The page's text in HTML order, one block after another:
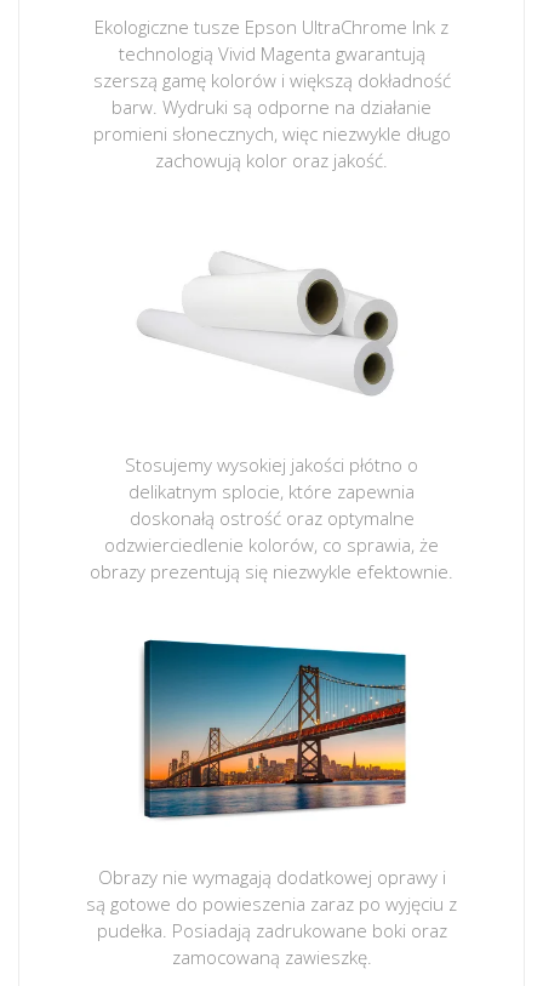
Ekologiczne tusze Epson UltraChrome Ink z
technologią Vivid Magenta gwarantują
szerszą gamę kolorów i większą dokładność
barw. Wydruki są odporne na działanie
promieni słonecznych, więc niezwykle długo
zachowują kolor oraz jakość.
Stosujemy wysokiej jakości płótno o
delikatnym splocie, które zapewnia
doskonałą ostrość oraz optymalne
odzwierciedlenie kolorów, co sprawia, że
obrazy prezentują się niezwykle efektownie.
Obrazy nie wymagają dodatkowej oprawy i
są gotowe do powieszenia zaraz po wyjęciu z
pudełka. Posiadają zadrukowane boki oraz
zamocowaną zawieszkę.